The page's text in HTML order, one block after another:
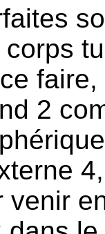
2
venir